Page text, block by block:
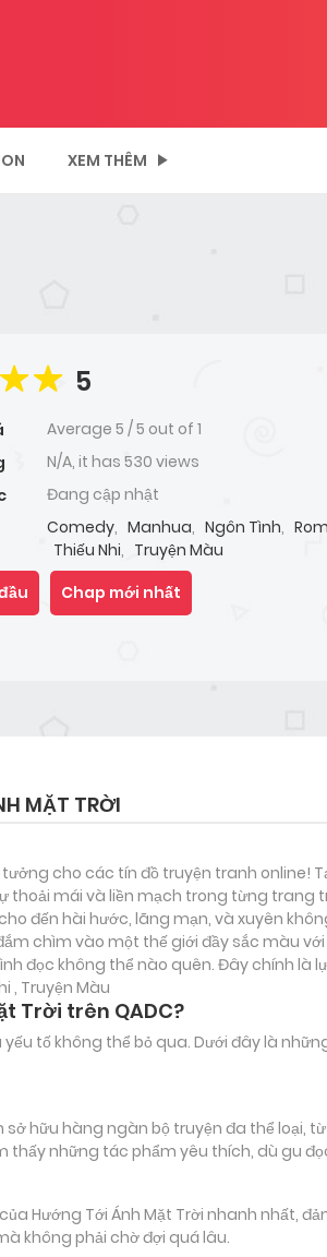
XEM THÊM
5
Average 5 /5 out of 1
N/A, it has 530 views
Đang cập nhật
Comedy, Manhua, Ngôn Tình,
Thiếu Nhi, Truyện Màu
Chap mới nhất
MẶT TRỜI
tưởng cho các tín đồ truyện tranh online!
mái và liền mạch trong từng trang
đến hài hước, lãng mạn, và xuyên
chìm vào một thế giới đầy sắc màu
đọc không thể nào quên. Đây chính là
, Truyện Màu
Trời trên QADC?
tố không thể bỏ qua. Dưới đây là
sở hữu hàng ngàn bộ truyện đa thể loại,
những tác phẩm yêu thích, dù gu
Hướng Tới Ánh Mặt Trời nhanh nhất,
không phải chờ đợi quá lâu.